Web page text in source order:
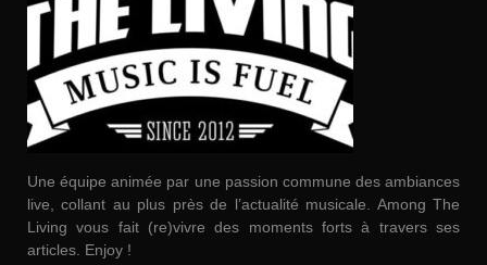
Une équipe animée par une passion commune des ambiances
live, collant au plus près de l’actualité musicale. Among The
Living vous fait (re)vivre des moments forts à travers ses
articles. Enjoy !